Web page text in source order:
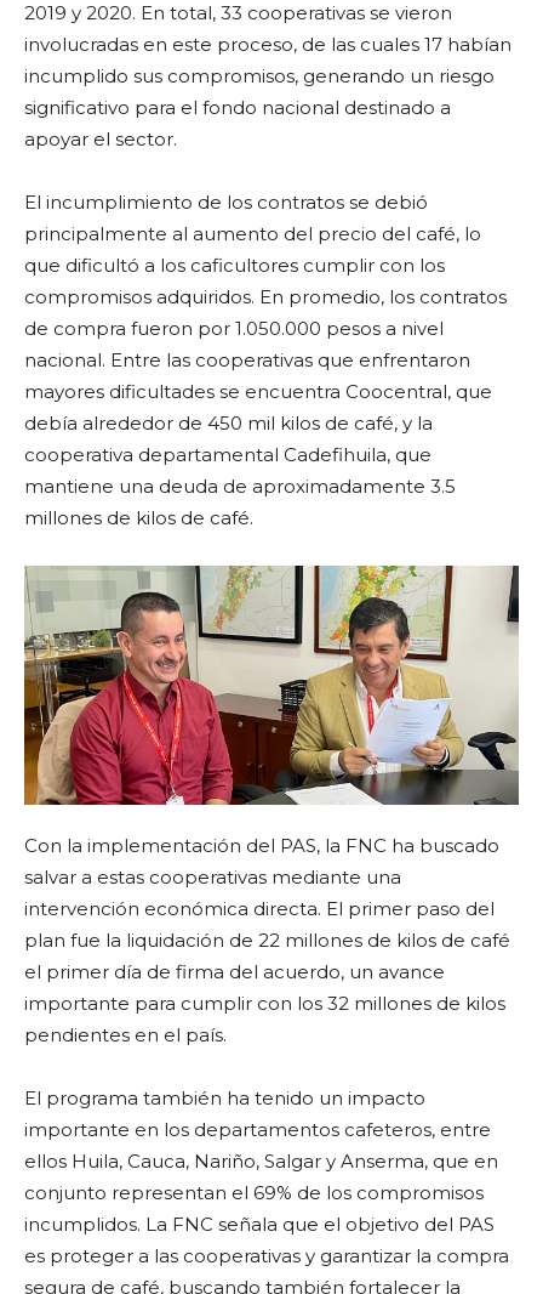
2019 y 2020. En total, 33 cooperativas se vieron
involucradas en este proceso, de las cuales 17 habían
incumplido sus compromisos, generando un riesgo
significativo para el fondo nacional destinado a
apoyar el sector.
El incumplimiento de los contratos se debió
principalmente al aumento del precio del café, lo
que dificultó a los caficultores cumplir con los
compromisos adquiridos. En promedio, los contratos
de compra fueron por 1.050.000 pesos a nivel
nacional. Entre las cooperativas que enfrentaron
mayores dificultades se encuentra Coocentral, que
debía alrededor de 450 mil kilos de café, y la
cooperativa departamental Cadefihuila, que
mantiene una deuda de aproximadamente 3.5
millones de kilos de café.
Con la implementación del PAS, la FNC ha buscado
salvar a estas cooperativas mediante una
intervención económica directa. El primer paso del
plan fue la liquidación de 22 millones de kilos de café
el primer día de firma del acuerdo, un avance
importante para cumplir con los 32 millones de kilos
pendientes en el país.
El programa también ha tenido un impacto
importante en los departamentos cafeteros, entre
ellos Huila, Cauca, Nariño, Salgar y Anserma, que en
conjunto representan el 69% de los compromisos
incumplidos. La FNC señala que el objetivo del PAS
es proteger a las cooperativas y garantizar la compra
segura de café, buscando también fortalecer la